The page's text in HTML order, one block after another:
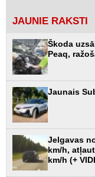
JAUNIE RAKSTI
Škoda
Peaq,
Jaunais
Jelgavas
km/h,
km/h (+